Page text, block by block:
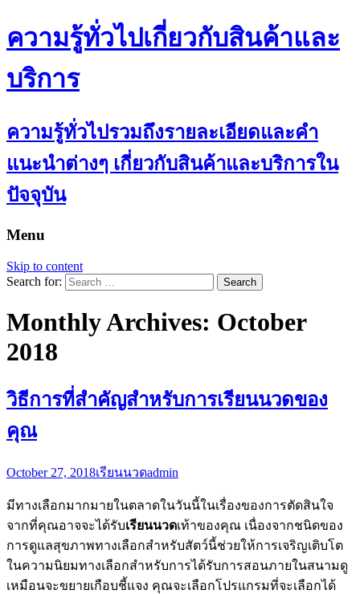
ความรู้ทั่วไปเกี่ยวกับสินค้าและ
บริการ
ความรู้ทั่วไปรวมถึงรายละเอียดและคำ
แนะนำต่างๆ เกี่ยวกับสินค้าและบริการใน
ปัจจุบัน
Menu
Skip to content
Search for:
Monthly Archives: October
2018
วิธีการที่สำคัญสำหรับการเรียนนวดของ
คุณ
October 27, 2018เรียนนวดadmin
มีทางเลือกมากมายในตลาดในวันนี้ในเรื่องของการตัดสินใจ
จากที่คุณอาจจะได้รับเรียนนวดเท้าของคุณ เนื่องจากชนิดของ
การดูแลสุขภาพทางเลือกสำหรับสัตว์นี้ช่วยให้การเจริญเติบโต
ในความนิยมทางเลือกสำหรับการได้รับการสอนภายในสนามดู
เหมือนจะขยายเกือบชี้แจง คุณจะเลือกโปรแกรมที่จะเลือกได้